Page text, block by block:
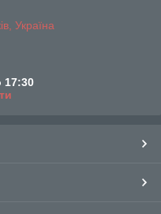
Україна
17:30